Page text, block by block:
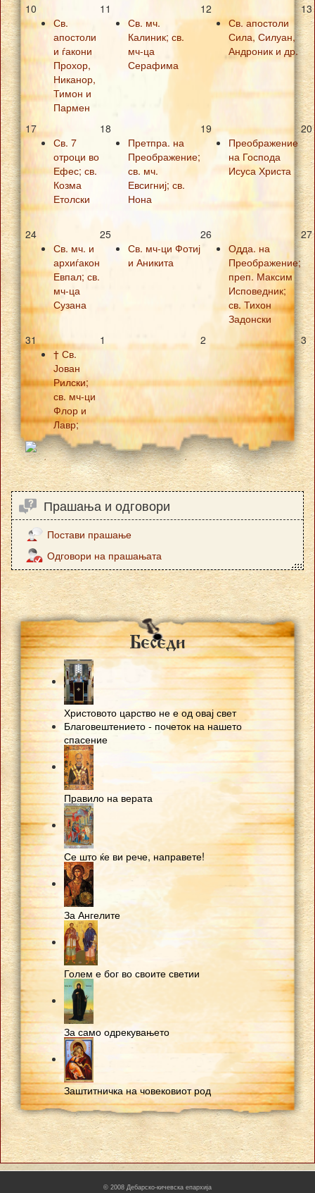
10
Св.
апостоли
и ѓакони
Прохор,
Никанор,
Тимон и
Пармен
11
Св. мч.
Калиник; св.
мч-ца
Серафима
12
Св. апостоли
Сила, Силуан,
Андроник и др.
13
17
Св. 7
отроци во
Ефес; св.
Козма
Етолски
18
Претпра. на
Преображение;
св. мч.
Евсигниј; св.
Нона
19
Преображение
на Господа
Исуса Христа
20
24
Св. мч. и
архиѓакон
Евпал; св.
мч-ца
Сузана
25
Св. мч-ци Фотиј
и Аникита
26
Одда. на
Преображение;
преп. Максим
Исповедник;
св. Тихон
Задонски
27
31
† Св.
Јован
Рилски;
св. мч-ци
Флор и
Лавр;
1 2 3
Прашања и одговори
Постави прашање
Одговори на прашањата
Besedi
Христовото царство не е од овај свет
Благовештението - почеток на нашето
спасение
Правило на верата
Се што ќе ви рече, направете!
За Ангелите
Голем е бог во своите светии
За само одрекувањето
Заштитничка на човековиот род
© 2008 Дебарско-кичевска епархија